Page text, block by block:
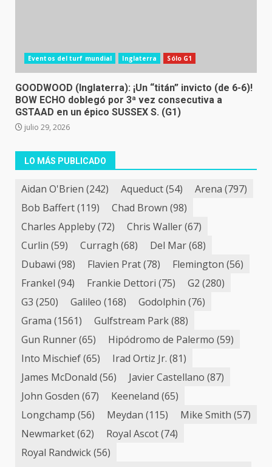
Eventos del turf mundial Inglaterra Sólo G1
GOODWOOD (Inglaterra): ¡Un “titán” invicto (de 6-6)!
BOW ECHO doblegó por 3ª vez consecutiva a
GSTAAD en un épico SUSSEX S. (G1)
julio 29, 2026
LO MÁS PUBLICADO
Aidan O'Brien (242) Aqueduct(54) Arena (797)
Bob Baffert(119) Chad Brown (98)
Charles Appleby(72) Chris Waller(67)
Curlin (59) Curragh (68) Del Mar(68)
Dubawi (98) Flavien Prat(78) Flemington (56)
Frankel (94) Frankie Dettori (75) G2 (280)
G3 (250) Galileo (168) Godolphin (76)
Grama (1561) Gulfstream Park(88)
Gun Runner(65) Hipódromo de Palermo (59)
Into Mischief(65) Irad Ortiz Jr. (81)
James McDonald (56) Javier Castellano (87)
John Gosden (67) Keeneland (65)
Longchamp (56) Meydan (115) Mike Smith (57)
Newmarket(62) Royal Ascot(74)
Royal Randwick(56)